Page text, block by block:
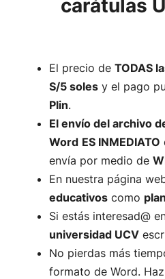
carátulas
El precio de TODAS
S/5 soles y el pago
Plin.
El envío del archivo
Word ES INMEDIATO
envía por medio de
En nuestra página
educativos como
Si estás interesad@
universidad UCV
No pierdas más
formato de Word.